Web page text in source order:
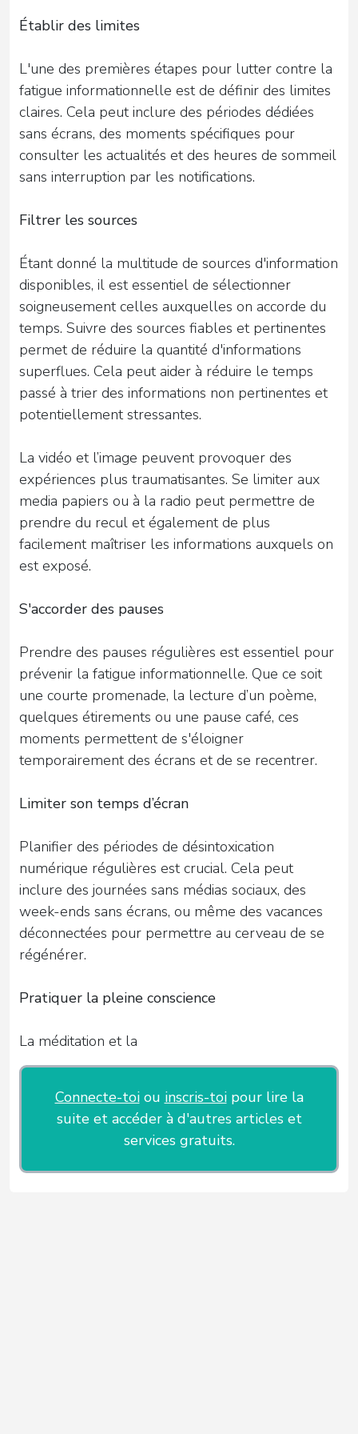
Établir des limites
L'une des premières étapes pour lutter contre la
fatigue informationnelle est de définir des limites
claires. Cela peut inclure des périodes dédiées
sans écrans, des moments spécifiques pour
consulter les actualités et des heures de sommeil
sans interruption par les notifications.
Filtrer les sources
Étant donné la multitude de sources d'information
disponibles, il est essentiel de sélectionner
soigneusement celles auxquelles on accorde du
temps. Suivre des sources fiables et pertinentes
permet de réduire la quantité d'informations
superflues. Cela peut aider à réduire le temps
passé à trier des informations non pertinentes et
potentiellement stressantes.
La vidéo et l’image peuvent provoquer des
expériences plus traumatisantes. Se limiter aux
media papiers ou à la radio peut permettre de
prendre du recul et également de plus
facilement maîtriser les informations auxquels on
est exposé.
S'accorder des pauses
Prendre des pauses régulières est essentiel pour
prévenir la fatigue informationnelle. Que ce soit
une courte promenade, la lecture d’un poème,
quelques étirements ou une pause café, ces
moments permettent de s'éloigner
temporairement des écrans et de se recentrer.
Limiter son temps d’écran
Planifier des périodes de désintoxication
numérique régulières est crucial. Cela peut
inclure des journées sans médias sociaux, des
week-ends sans écrans, ou même des vacances
déconnectées pour permettre au cerveau de se
régénérer.
Pratiquer la pleine conscience
La méditation et la
Connecte-toiou inscris-toipour lire la
suite et accéder à d'autres articles et
services gratuits.